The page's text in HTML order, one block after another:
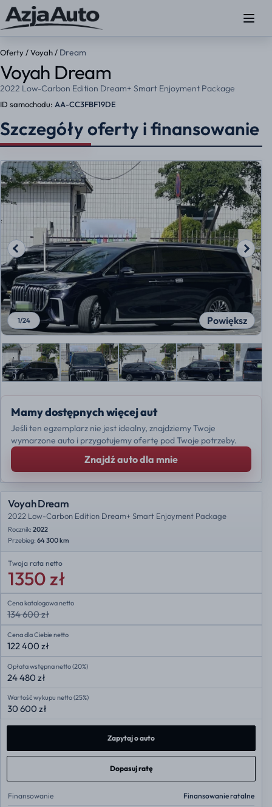
Oferty /Voyah / Dream
Voyah Dream
2022 Low-Carbon Edition Dream+ Smart Enjoyment Package
ID samochodu: AA-CC3FBF19DE
Szczegóły oferty i finansowanie
Powiększ
1/24
Mamy dostępnych więcej aut
Jeśli ten egzemplarz nie jest idealny, znajdziemy Twoje
wymarzone auto i przygotujemy ofertę pod Twoje potrzeby.
Znajdź auto dla mnie
Voyah Dream
2022 Low-Carbon Edition Dream+ Smart Enjoyment Package
Rocznik: 2022
Przebieg: 64 300 km
Twoja rata netto
1350 zł
Cena katalogowa netto
134 600 zł
Cena dla Ciebie netto
122 400 zł
Opłata wstępna netto (20%)
24 480 zł
Wartość wykupu netto (25%)
30 600 zł
Zapytaj o auto
Dopasuj ratę
Finansowanie Finansowanie ratalne